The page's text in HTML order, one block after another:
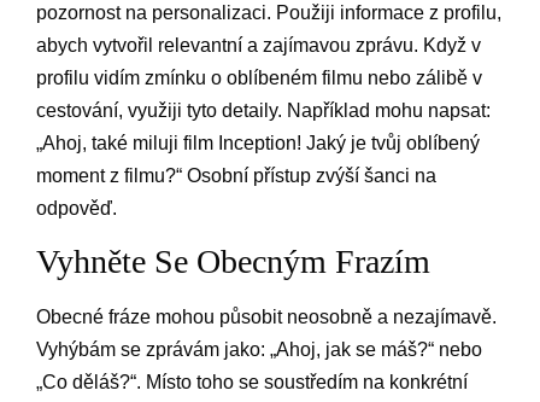
pozornost na personalizaci. Použiji informace z profilu,
abych vytvořil relevantní a zajímavou zprávu. Když v
profilu vidím zmínku o oblíbeném filmu nebo zálibě v
cestování, využiji tyto detaily. Například mohu napsat:
„Ahoj, také miluji film Inception! Jaký je tvůj oblíbený
moment z filmu?“ Osobní přístup zvýší šanci na
odpověď.
Vyhněte Se Obecným Frazím
Obecné fráze mohou působit neosobně a nezajímavě.
Vyhýbám se zprávám jako: „Ahoj, jak se máš?“ nebo
„Co děláš?“. Místo toho se soustředím na konkrétní